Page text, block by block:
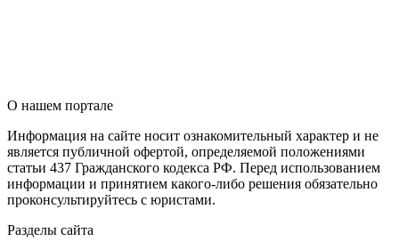
О нашем портале
Информация на сайте носит ознакомительный характер и не
является публичной офертой, определяемой положениями
статьи 437 Гражданского кодекса РФ. Перед использованием
информации и принятием какого-либо решения обязательно
проконсультируйтесь с юристами.
Разделы сайта